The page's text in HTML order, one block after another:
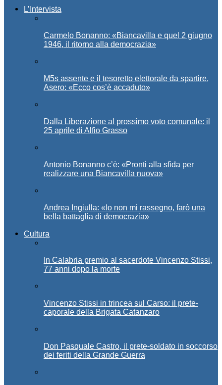
L’Intervista
Carmelo Bonanno: «Biancavilla e quel 2 giugno
1946, il ritorno alla democrazia»
M5s assente e il tesoretto elettorale da spartire,
Asero: «Ecco cos’è accaduto»
Dalla Liberazione al prossimo voto comunale: il
25 aprile di Alfio Grasso
Antonio Bonanno c’è: «Pronti alla sfida per
realizzare una Biancavilla nuova»
Andrea Ingiulla: «Io non mi rassegno, farò una
bella battaglia di democrazia»
Cultura
In Calabria premio al sacerdote Vincenzo Stissi,
77 anni dopo la morte
Vincenzo Stissi in trincea sul Carso: il prete-
caporale della Brigata Catanzaro
Don Pasquale Castro, il prete-soldato in soccorso
dei feriti della Grande Guerra